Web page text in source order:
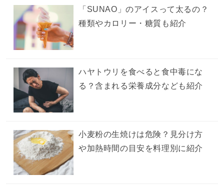
「SUNAO」のアイスって太るの？
種類やカロリー・糖質も紹介
ハヤトウリを食べると食中毒にな
る？含まれる栄養成分なども紹介
小麦粉の生焼けは危険？見分け方
や加熱時間の目安を料理別に紹介